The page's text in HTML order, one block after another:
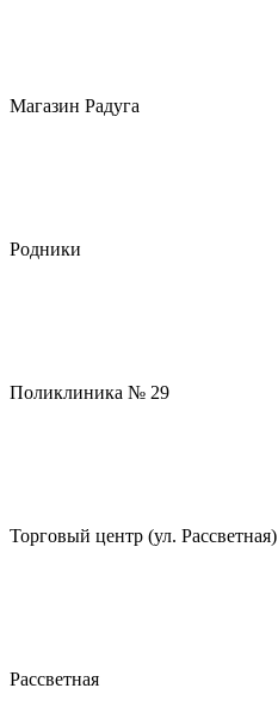
Магазин Радуга
Родники
Поликлиника № 29
Торговый центр (ул. Рассветная)
Рассветная